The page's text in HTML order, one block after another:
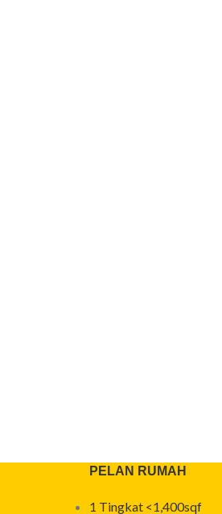
PELAN RUMAH
1 Tingkat <1,400sqf